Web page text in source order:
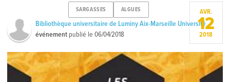
SARGASSES ALGUES
Bibliothèque universitaire de Luminy Aix-Marseille Université
événement publié le06/04/2018
AVR.
12
2018